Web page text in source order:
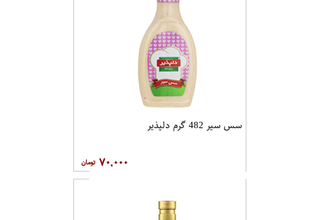
سس سیر 482 گرم دلپذیر
۷۰,۰۰۰